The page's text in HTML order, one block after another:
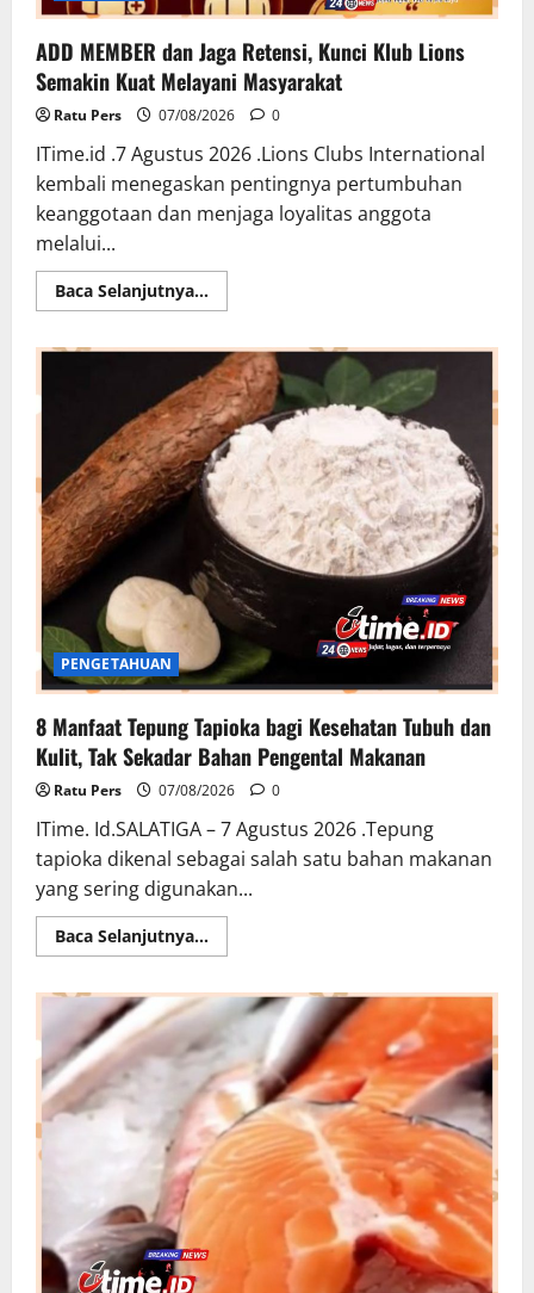
ADD MEMBER dan Jaga Retensi, Kunci Klub Lions
Semakin Kuat Melayani Masyarakat
Ratu Pers 07/08/2026 0
ITime.id .7 Agustus 2026 .Lions Clubs International
kembali menegaskan pentingnya pertumbuhan
keanggotaan dan menjaga loyalitas anggota
melalui...
Baca Selanjutnya...Read
more
MEMBER
dan
Jaga
Retensi,
Kunci
Klub
Lions
Semakin
Kuat
Melayani
Masyarakat
PENGETAHUAN
8 Manfaat Tepung Tapioka bagi Kesehatan Tubuh dan
Kulit, Tak Sekadar Bahan Pengental Makanan
Ratu Pers 07/08/2026 0
ITime. Id.SALATIGA – 7 Agustus 2026 .Tepung
tapioka dikenal sebagai salah satu bahan makanan
yang sering digunakan...
Baca Selanjutnya...Read
more
Manfaat
Tepung
Tapioka
bagi
Kesehatan
Tubuh
dan
Kulit,
Tak
Sekadar
Bahan
Pengental
Makanan